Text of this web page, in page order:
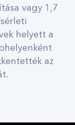
vagy 1,7
helyett a
az